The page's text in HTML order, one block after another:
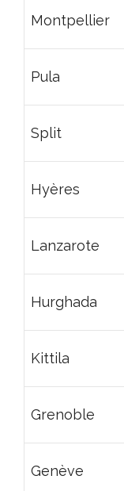
Montpellier
Pula
Split
Hyères
Lanzarote
Hurghada
Kittila
Grenoble
Genève